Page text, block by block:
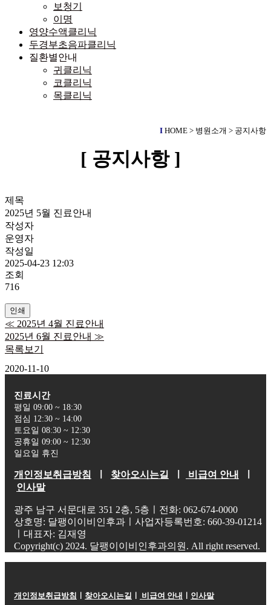
보청기
이명
영양수액클리닉
두경부초음파클리닉
질환별안내
귀클리닉
코클리닉
목클리닉
I HOME > 병원소개 > 공지사항
[ 공지사항 ]
제목
2025년 5월 진료안내
작성자
운영자
작성일
2025-04-23 12:03
조회
716
인쇄
≪ 2025년 4월 진료안내
2025년 6월 진료안내 ≫
목록보기
2020-11-10
진료시간
평일 09:00 ~ 18:30
점심 12:30 ~ 14:00
토요일 08:30 ~ 12:30
공휴일 09:00 ~ 12:30
일요일 휴진
개인정보취급방침 찾아오시는길 비급여 안내
인사말
광주 남구 서문대로 351 2층, 5층ㅣ전화: 062-674-0000
상호명: 달팽이이비인후과ㅣ사업자등록번호: 660-39-01214
ㅣ대표자: 김재영
Copyright(c) 2024. 달팽이이비인후과의원. All right reserved.
개인정보취급방침 찾아오시는길 비급여 안내 인사말